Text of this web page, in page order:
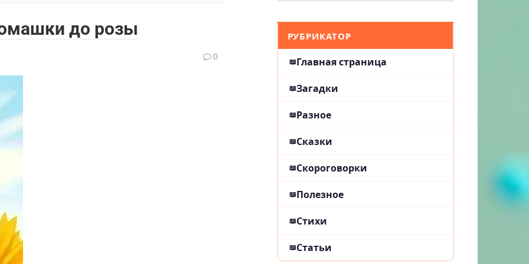
до розы
0
РУБРИКАТОР
Главная страница
Загадки
Разное
Сказки
Скороговорки
Полезное
Стихи
Статьи